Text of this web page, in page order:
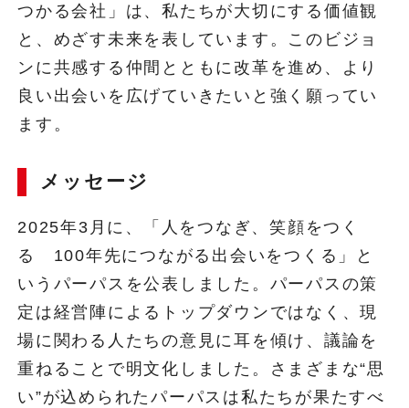
つかる会社」は、私たちが大切にする価値観
と、めざす未来を表しています。このビジョ
ンに共感する仲間とともに改革を進め、より
良い出会いを広げていきたいと強く願ってい
ます。
メッセージ
2025年3月に、「人をつなぎ、笑顔をつく
る 100年先につながる出会いをつくる」と
いうパーパスを公表しました。パーパスの策
定は経営陣によるトップダウンではなく、現
場に関わる人たちの意見に耳を傾け、議論を
重ねることで明文化しました。さまざまな“思
い”が込められたパーパスは私たちが果たすべ